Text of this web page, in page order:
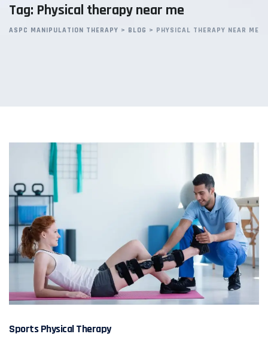
Tag: Physical therapy near me
ASPC MANIPULATION THERAPY > BLOG > PHYSICAL THERAPY NEAR ME
Sports Physical Therapy